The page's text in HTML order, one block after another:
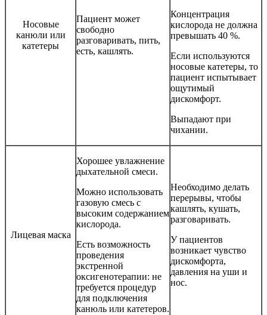
Носовые
канюли или
катетеры
Пациент может
свободно
разговаривать, пить,
есть, кашлять.
Концентрация
кислорода не должна
превышать 40 %.
Если используются
носовые катетеры, то
пациент испытывает
ощутимый
дискомфорт.
Выпадают при
чихании.
Лицевая маска
Хорошее увлажнение
дыхательной смеси.
Можно использовать
газовую смесь с
высоким содержанием
кислорода.
Есть возможность
проведения
экстренной
оксигенотерапии: не
требуется процедур
для подключения
канюль или катетеров.
Необходимо делать
перерывы, чтобы
кашлять, кушать,
разговаривать.
У пациентов
возникает чувство
дискомфорта,
давления на уши и
нос.